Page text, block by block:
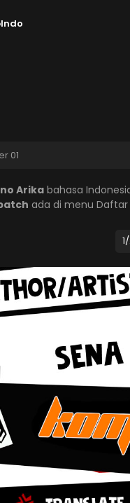
01
Arikabahasa
ada di menu Daftar